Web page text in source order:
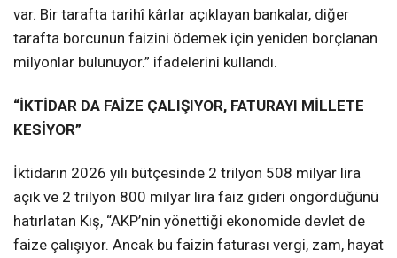
var. Bir tarafta tarihî kârlar açıklayan bankalar, diğer
tarafta borcunun faizini ödemek için yeniden borçlanan
milyonlar bulunuyor.” ifadelerini kullandı.
“İKTİDAR DA FAİZE ÇALIŞIYOR, FATURAYI MİLLETE
KESİYOR”
İktidarın 2026 yılı bütçesinde 2 trilyon 508 milyar lira
açık ve 2 trilyon 800 milyar lira faiz gideri öngördüğünü
hatırlatan Kış, “AKP’nin yönettiği ekonomide devlet de
faize çalışıyor. Ancak bu faizin faturası vergi, zam, hayat